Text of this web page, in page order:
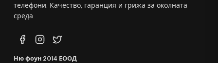
телефони. Качество, гаранция и грижа за околната
среда.
Ню фоун 2014 ЕООД